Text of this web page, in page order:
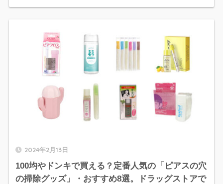
2024年2月13日
100均やドンキで買える？定番人気の「ピアスの穴
の掃除グッズ」・おすすめ8選。ドラッグストアで